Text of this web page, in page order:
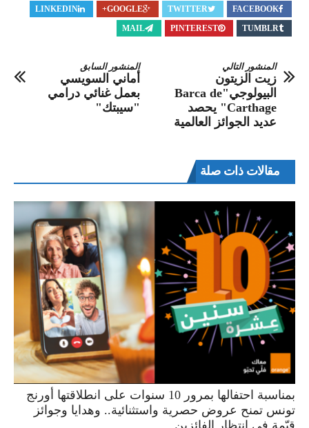
FACEBOOK
TWITTER
GOOGLE+
LINKEDIN
TUMBLR
PINTEREST
MAIL
المنشور السابق
أماني السويسي
بعمل غنائي درامي
"سيبتك"
المنشور التالي
زيت الزيتون
البيولوجي"Barca de
Carthage" يحصد
عديد الجوائز العالمية
مقالات ذات صلة
بمناسبة احتفالها بمرور 10 سنوات على انطلاقتها أورنج
تونس تمنح عروض حصرية واستثنائية.. وهدايا وجوائز